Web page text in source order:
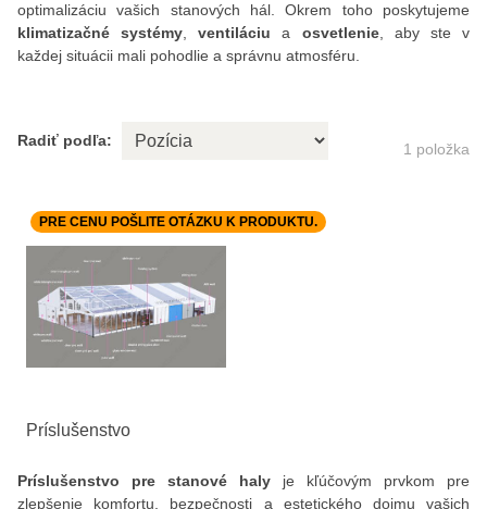
optimalizáciu vašich stanových hál. Okrem toho poskytujeme
klimatizačné systémy ,ventiláciu a osvetlenie, aby ste v
každej situácii mali pohodlie a správnu atmosféru.
Radiť podľa: 1 položka
Príslušenstvo
PRE CENU POŠLITE OTÁZKU K PRODUKTU.
Príslušenstvo pre stanové haly je kľúčovým prvkom pre
zlepšenie komfortu, bezpečnosti a estetického dojmu vašich